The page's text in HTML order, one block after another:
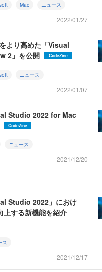
Mac ニュース
2022/01/27
より高めた「Visual
2」を公開
CodeZine
ニュース
2022/01/07
Studio 2022 for Mac
CodeZine
ニュース
2021/12/20
Studio 2022」におけ
上する新機能を紹介
ス
2021/12/17